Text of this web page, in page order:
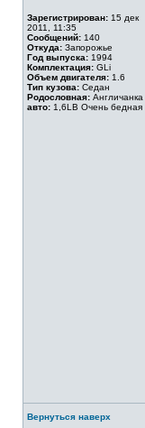
Зарегистрирован: 15 дек
2011, 11:35
Сообщений: 140
Откуда: Запорожье
Год выпуска: 1994
Комплектация: GLi
Объем двигателя: 1.6
Тип кузова: Седан
Родословная: Англичанка
авто: 1,6LB Очень бедная
Вернуться наверх